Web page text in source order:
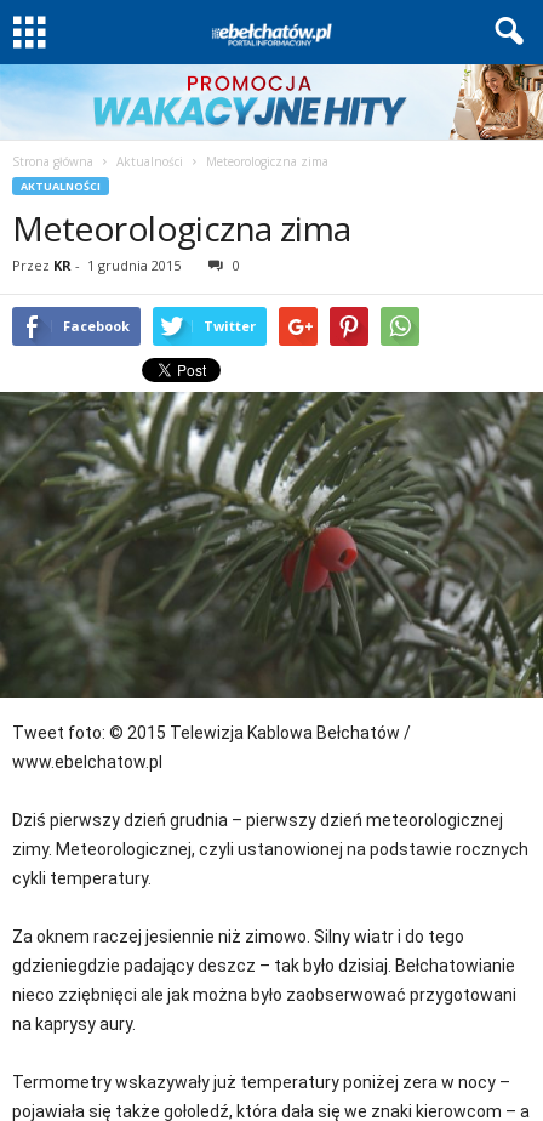
Strona główna Aktualności Meteorologiczna zima
AKTUALNOŚCI
Meteorologiczna zima
Przez KR - 1 grudnia 2015 0
Facebook Twitter
Tweet foto: © 2015 Telewizja Kablowa Bełchatów /
www.ebelchatow.pl
Dziś pierwszy dzień grudnia – pierwszy dzień meteorologicznej
zimy. Meteorologicznej, czyli ustanowionej na podstawie rocznych
cykli temperatury.
Za oknem raczej jesiennie niż zimowo. Silny wiatr i do tego
gdzieniegdzie padający deszcz – tak było dzisiaj. Bełchatowianie
nieco zziębnięci ale jak można było zaobserwować przygotowani
na kaprysy aury.
Termometry wskazywały już temperatury poniżej zera w nocy –
pojawiała się także gołoledź, która dała się we znaki kierowcom – a